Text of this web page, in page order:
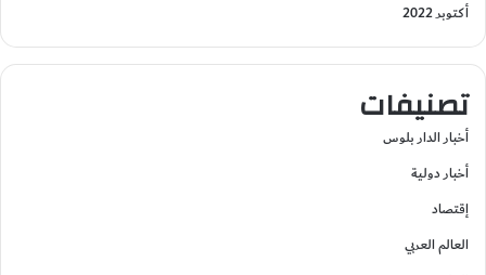
أكتوبر 2022
تصنيفات
أخبار الدار بلوس
أخبار دولية
إقتصاد
العالم العربي